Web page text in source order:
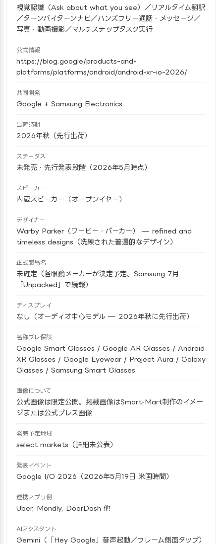
視覚認識（Ask about what you see）／リアルタイム翻訳
／ターンバイターンナビ／ハンズフリー通話・メッセージ／
写真・動画撮影／マルチステップタスク実行
公式情報
https://blog.google/products-and-
platforms/platforms/android/android-xr-io-2026/
共同開発
Google + Samsung Electronics
出荷時期
2026年秋（先行出荷）
ステータス
未発売・先行発表段階（2026年5月時点）
スピーカー
内蔵スピーカー（オープンイヤー）
デザイナー
Warby Parker（ワービー・パーカー） — refined and
timeless designs（洗練された普遍的なデザイン）
正式製品名
未確定（各眼鏡メーカーが決定予定。Samsung 7月
「Unpacked」で続報）
ディスプレイ
なし（オーディオ中心モデル — 2026年秋に先行出荷）
名称ブレ保険
Google Smart Glasses / Google AR Glasses / Android
XR Glasses / Google Eyewear / Project Aura / Galaxy
Glasses / Samsung Smart Glasses
画像について
公式画像は限定公開。掲載画像はSmart-Mart制作のイメー
ジまたは公式プレス画像
発売予定地域
select markets（詳細未公表）
発表イベント
Google I/O 2026（2026年5月19日 米国時間）
連携アプリ例
Uber, Mondly, DoorDash 他
AIアシスタント
Gemini（「Hey Google」音声起動／フレーム側面タップ）